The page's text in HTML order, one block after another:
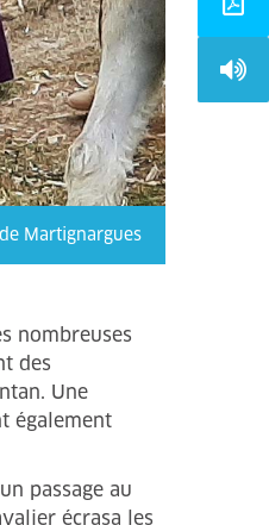
Martignargues
nombreuses
des
Une
également
passage au
écrasa les